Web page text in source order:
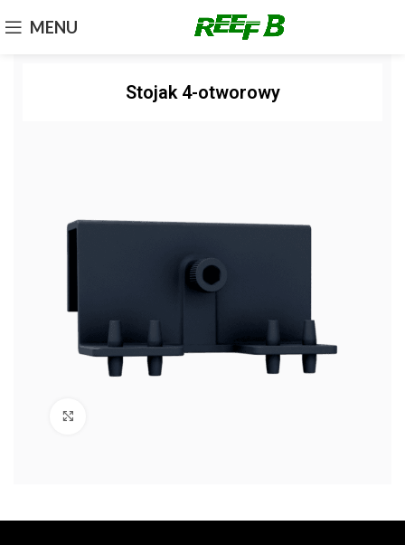
MENU
Stojak 4-otworowy